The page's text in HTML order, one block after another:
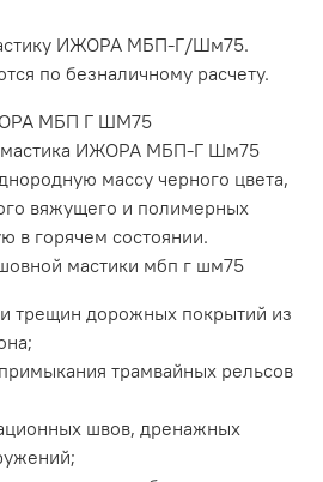
ИЖОРА МБП-Г/Шм75.
по безналичному расчету.
МБП Г ШМ75
мастика ИЖОРА МБП-Г Шм75
массу черного цвета,
вяжущего и полимерных
в горячем состоянии.
мастики мбп г шм75
трещин дорожных покрытий из
трамвайных рельсов
швов, дренажных